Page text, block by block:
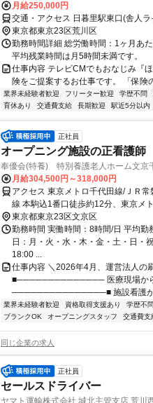
月給250,000円
交通・アクセス 日暮里駅東口(舎人
東京都東京23区荒川区
勤務時間詳細 総労働時間：1ヶ月あ
平均残業時間は月5時間未満です。
仕事内容 テレビCMでもおなじみ『
険をご提案するお仕事です。 「保
業界未経験者歓迎 フリーター歓迎 学歴不問
育休あり
交通費支給 長期歓迎 駅近5分以内
正社員
オープニング施設の正看護師
奉優会(特養) 特別養護老人ホーム文京
月給304,500円～318,000円
アクセス 東京メトロ千代田線/ＪＲ
線 本駒込1番口徒歩約12分、東京メ
東京都東京23区文京区
勤務時間 実働時間：8時間/日 平均
日：月・火・水・木・金・土・日・
18:00 ...
仕事内容 ＼2026年4月、運営法人の
■────────────── 医療現場から
───────────────■ 施設看護
業界未経験者歓迎 資格取得支援あり 学歴不問
ブランクOK
オープニングスタッフ 交通費支
同じ企業の求人
正社員
セールスドライバー
ヤマト運輸株式会社 城北主管支店 荒川